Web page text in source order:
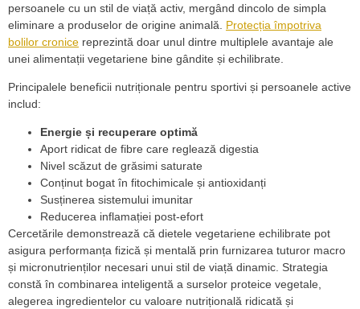
persoanele cu un stil de viață activ, mergând dincolo de simpla
eliminare a produselor de origine animală. Protecția împotriva
bolilor cronice reprezintă doar unul dintre multiplele avantaje ale
unei alimentații vegetariene bine gândite și echilibrate.
Principalele beneficii nutriționale pentru sportivi și persoanele active
includ:
Energie și recuperare optimă
Aport ridicat de fibre care reglează digestia
Nivel scăzut de grăsimi saturate
Conținut bogat în fitochimicale și antioxidanți
Susținerea sistemului imunitar
Reducerea inflamației post-efort
Cercetările demonstrează că dietele vegetariene echilibrate pot
asigura performanța fizică și mentală prin furnizarea tuturor macro
și micronutrienților necesari unui stil de viață dinamic. Strategia
constă în combinarea inteligentă a surselor proteice vegetale,
alegerea ingredientelor cu valoare nutrițională ridicată și